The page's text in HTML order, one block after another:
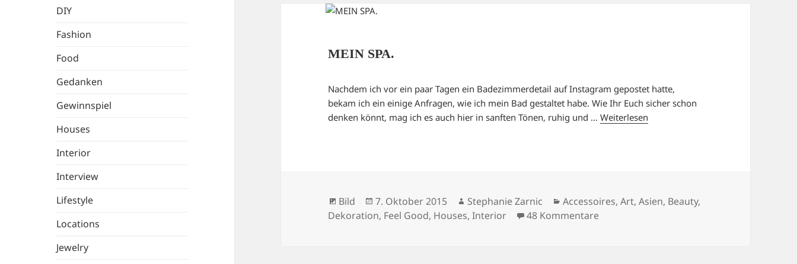
DIY
Fashion
Food
Gedanken
Gewinnspiel
Houses
Interior
Interview
Lifestyle
Locations
Jewelry
MEIN SPA.
Nachdem ich vor ein paar Tagen ein Badezimmerdetail auf Instagram gepostet hatte,
bekam ich ein einige Anfragen, wie ich mein Bad gestaltet habe. Wie Ihr Euch sicher schon
denken könnt, mag ich es auch hier in sanften Tönen, ruhig und …Weiterlesen
Format
Bild
Veröffentlicht
am
7. Oktober 2015 Autor
Stephanie Zarnic Kategorien
Accessoires,Art,Asien, Beauty,
Dekoration, Feel Good, Houses,Interior 48 Kommentarezu MEIN SPA.